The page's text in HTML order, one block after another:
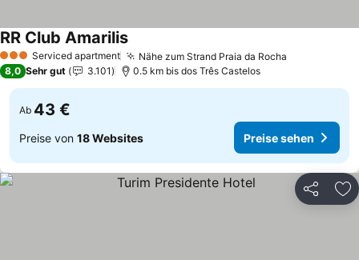
3 SterneServiced apartment Nähe zum Strand Praia da Rocha
RR Club AmarilisPreise sehen
8,0 Sehr gut 3.101 0.5 km bis dos Três Castelos
Ab 43 €
Preise von 18 Websites Preise sehen
Teilen